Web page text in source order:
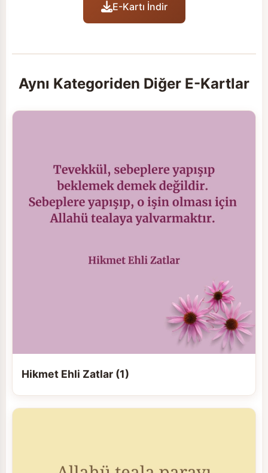
E-Kartı İndir
Aynı Kategoriden Diğer E-Kartlar
Hikmet Ehli Zatlar (1)